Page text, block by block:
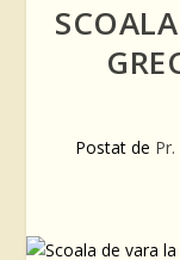
Postat de